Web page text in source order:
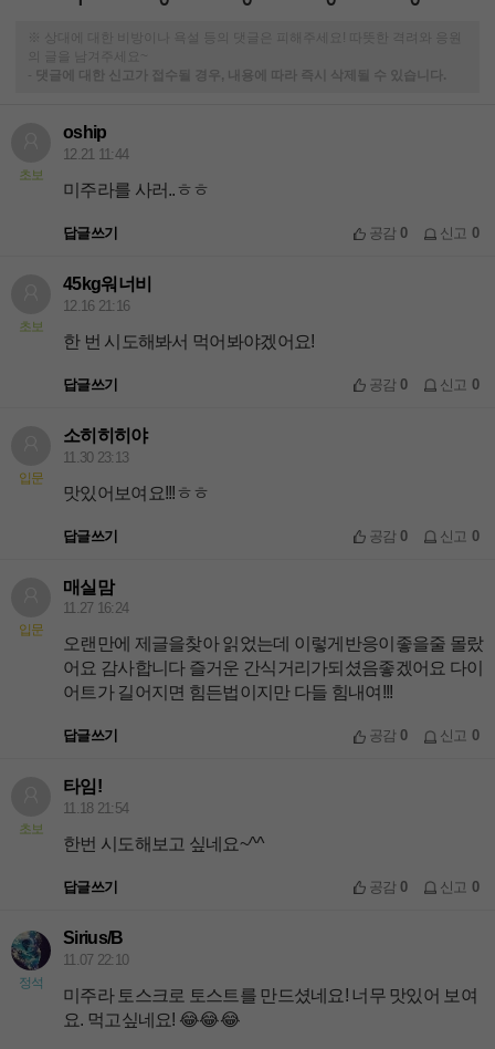
※ 상대에 대한 비방이나 욕설 등의 댓글은 피해주세요! 따뜻한 격려와 응원
-
댓글에 대한 신고가 접수될 경우, 내용에 따라 즉시 삭제될 수 있습니다.
초보
oship
12.21 11:44
미주라를 사러..ㅎㅎ
답글쓰기 공감0 신고 0
초보
45kg워너비
12.16 21:16
한 번 시도해봐서 먹어봐야겠어요!
답글쓰기 공감0 신고 0
입문
소히히히야
11.30 23:13
맛있어보여요!!!ㅎㅎ
답글쓰기 공감0 신고 0
입문
매실맘
11.27 16:24
오랜만에 제글을찾아 읽었는데 이렇게반응이좋을줄 몰랐
어요 감사합니다 즐거운 간식거리가되셨음좋겠어요 다이
어트가 길어지면 힘든법이지만 다들 힘내여!!!
답글쓰기 공감0 신고 0
초보
타임!
11.18 21:54
한번 시도해보고 싶네요~^^
답글쓰기 공감0 신고 0
정석
Sirius/B
11.07 22:10
미주라 토스크로 토스트를 만드셨네요! 너무 맛있어 보여
요. 먹고싶네요! 😂😂😂